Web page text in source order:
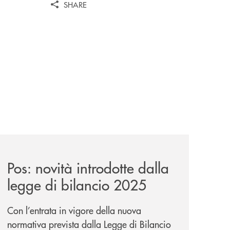
SHARE
Pos: novità introdotte dalla
legge di bilancio 2025
Con l’entrata in vigore della nuova
normativa prevista dalla Legge di Bilancio